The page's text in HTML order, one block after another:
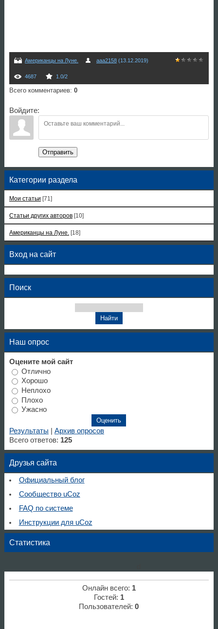
Американцы на Луне. aaa2158(13.12.2019)
4687 1.0/2
Всего комментариев: 0
Войдите:
Отправить
Категории раздела
Мои статьи [71]
Статьи других авторов [10]
Американцы на Луне. [18]
Вход на сайт
Поиск
Наш опрос
Оцените мой сайт
Отлично
Хорошо
Неплохо
Плохо
Ужасно
Результаты
Архив опросов
Всего ответов: 125
Друзья сайта
Официальный блог
Сообщество uCoz
FAQ по системе
Инструкции для uCoz
Статистика
Онлайн всего: 1
Гостей: 1
Пользователей:0